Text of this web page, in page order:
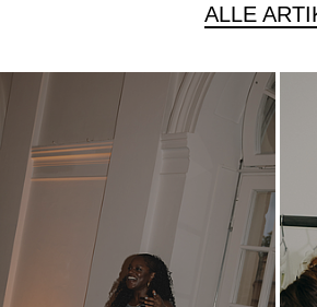
ALLE